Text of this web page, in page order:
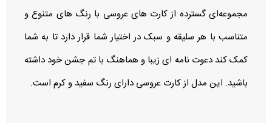
مجموعه‌ای گسترده از کارت‌ های عروسی با رنگ‌ های متنوع و
متناسب با هر سلیقه و سبک در اختیار شما قرار دارد تا به شما
کمک کند دعوت‌ نامه‌ ای زیبا و هماهنگ با تم جشن خود داشته
باشید. این مدل از کارت عروسی دارای رنگ سفید و کرم است.